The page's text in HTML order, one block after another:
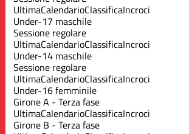
UltimaCalendarioClassificaIncroci
Under-17 maschile
Sessione regolare
UltimaCalendarioClassificaIncroci
Under-14 maschile
Sessione regolare
UltimaCalendarioClassificaIncroci
Under-16 femminile
Girone A - Terza fase
UltimaCalendarioClassificaIncroci
Girone B - Terza fase